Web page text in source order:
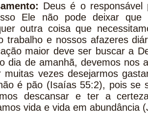
Deus é o
Ele não pode deixar
outra coisa que
trabalho e nossos afazeres
maior deve ser buscar a
dia de amanhã, devemos nos
muitas vezes desejarmos
é pão (Isaías 55:2), pois se
descansar e ter a
vida e vida em abundância